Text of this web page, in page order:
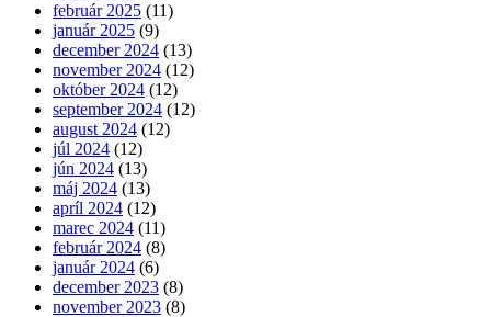
február 2025 (11)
január 2025 (9)
december 2024 (13)
november 2024 (12)
október 2024 (12)
september 2024 (12)
august 2024 (12)
júl 2024 (12)
jún 2024 (13)
máj 2024 (13)
apríl 2024 (12)
marec 2024 (11)
február 2024 (8)
január 2024 (6)
december 2023 (8)
november 2023 (8)